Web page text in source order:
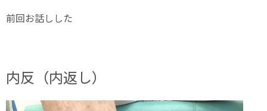
前回お話しした
内反（内返し）